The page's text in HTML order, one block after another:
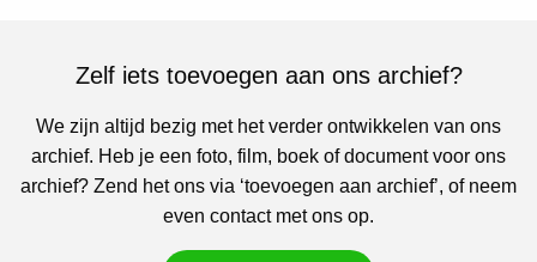
Zelf iets toevoegen aan ons archief?
We zijn altijd bezig met het verder ontwikkelen van ons
archief. Heb je een foto, film, boek of document voor ons
archief? Zend het ons via ‘toevoegen aan archief’, of neem
even contact met ons op.